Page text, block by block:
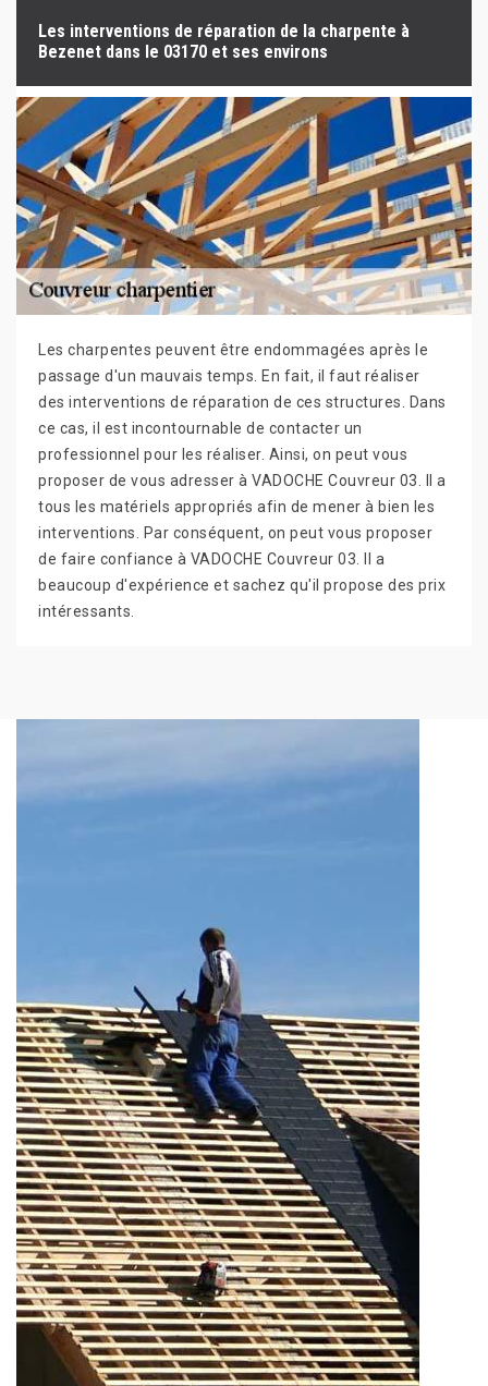
Les interventions de réparation de la charpente à
Bezenet dans le 03170 et ses environs
Les charpentes peuvent être endommagées après le
passage d'un mauvais temps. En fait, il faut réaliser
des interventions de réparation de ces structures. Dans
ce cas, il est incontournable de contacter un
professionnel pour les réaliser. Ainsi, on peut vous
proposer de vous adresser à VADOCHE Couvreur 03. Il a
tous les matériels appropriés afin de mener à bien les
interventions. Par conséquent, on peut vous proposer
de faire confiance à VADOCHE Couvreur 03. Il a
beaucoup d'expérience et sachez qu'il propose des prix
intéressants.